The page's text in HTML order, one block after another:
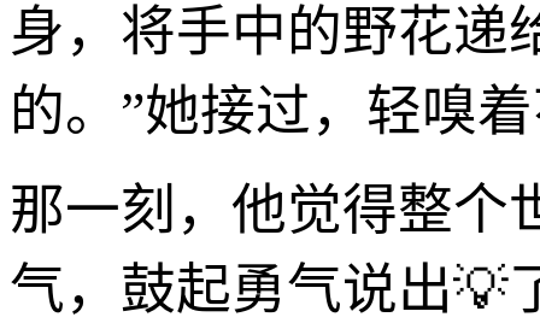
身，将手中的野花
的。”她接过，轻嗅
那一刻，他觉得整个
气，鼓起勇气说出